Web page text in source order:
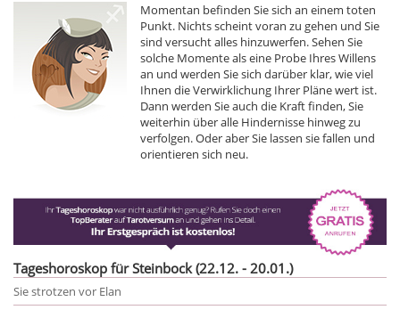
Momentan befinden Sie sich an einem toten
Punkt. Nichts scheint voran zu gehen und Sie
sind versucht alles hinzuwerfen. Sehen Sie
solche Momente als eine Probe Ihres Willens
an und werden Sie sich darüber klar, wie viel
Ihnen die Verwirklichung Ihrer Pläne wert ist.
Dann werden Sie auch die Kraft finden, Sie
weiterhin über alle Hindernisse hinweg zu
verfolgen. Oder aber Sie lassen sie fallen und
orientieren sich neu.
Tageshoroskop für Steinbock (22.12. - 20.01.)
Sie strotzen vor Elan